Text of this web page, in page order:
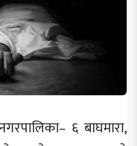
६ बाघमारा,